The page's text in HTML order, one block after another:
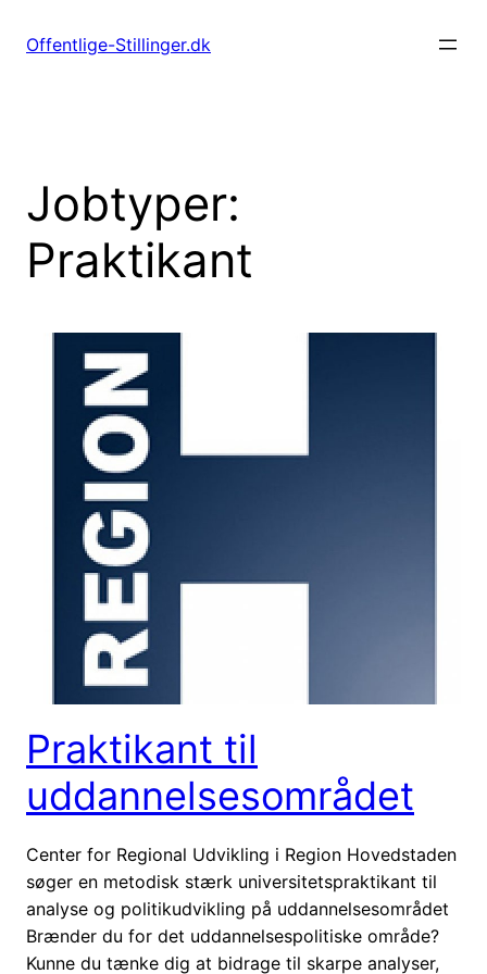
Offentlige-Stillinger.dk
Jobtyper:
Praktikant
Praktikant til
uddannelsesområdet
Center for Regional Udvikling i Region Hovedstaden
søger en metodisk stærk universitetspraktikant til
analyse og politikudvikling på uddannelsesområdet
Brænder du for det uddannelsespolitiske område?
Kunne du tænke dig at bidrage til skarpe analyser,